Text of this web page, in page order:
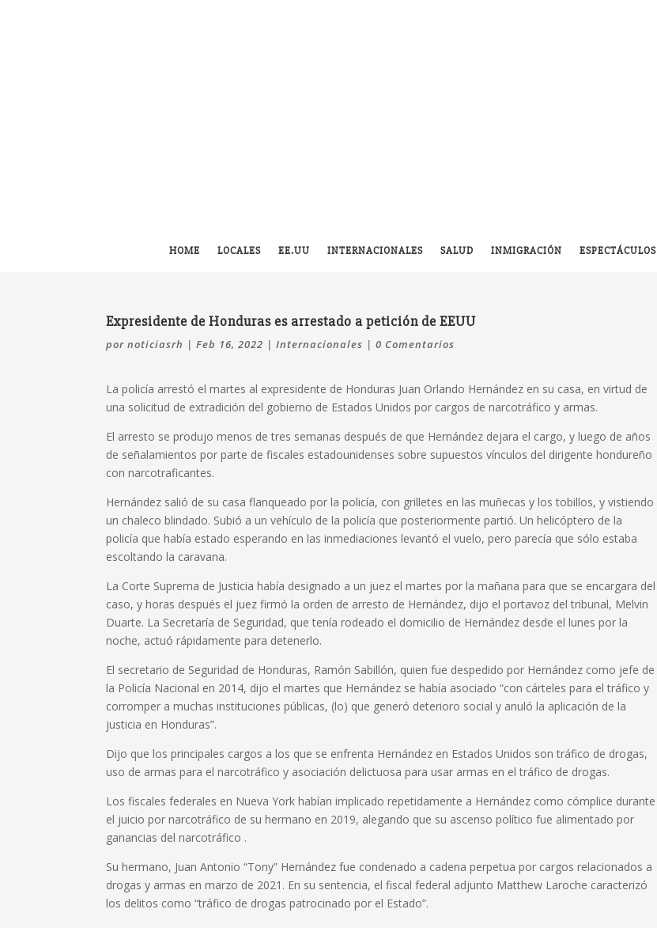
HOME LOCALES EE.UU INTERNACIONALES SALUD INMIGRACIÓN ESPECTÁCULOS
Expresidente de Honduras es arrestado a petición de EEUU
pornoticiasrh |Feb 16, 2022 |Internacionales |0 Comentarios
La policía arrestó el martes al expresidente de Honduras Juan Orlando Hernández en su casa, en virtud de
una solicitud de extradición del gobierno de Estados Unidos por cargos de narcotráfico y armas.
El arresto se produjo menos de tres semanas después de que Hernández dejara el cargo, y luego de años
de señalamientos por parte de fiscales estadounidenses sobre supuestos vínculos del dirigente hondureño
con narcotraficantes.
Hernández salió de su casa flanqueado por la policía, con grilletes en las muñecas y los tobillos, y vistiendo
un chaleco blindado. Subió a un vehículo de la policía que posteriormente partió. Un helicóptero de la
policía que había estado esperando en las inmediaciones levantó el vuelo, pero parecía que sólo estaba
escoltando la caravana.
La Corte Suprema de Justicia había designado a un juez el martes por la mañana para que se encargara del
caso, y horas después el juez firmó la orden de arresto de Hernández, dijo el portavoz del tribunal, Melvin
Duarte. La Secretaría de Seguridad, que tenía rodeado el domicilio de Hernández desde el lunes por la
noche, actuó rápidamente para detenerlo.
El secretario de Seguridad de Honduras, Ramón Sabillón, quien fue despedido por Hernández como jefe de
la Policía Nacional en 2014, dijo el martes que Hernández se había asociado “con cárteles para el tráfico y
corromper a muchas instituciones públicas, (lo) que generó deterioro social y anuló la aplicación de la
justicia en Honduras”.
Dijo que los principales cargos a los que se enfrenta Hernández en Estados Unidos son tráfico de drogas,
uso de armas para el narcotráfico y asociación delictuosa para usar armas en el tráfico de drogas.
Los fiscales federales en Nueva York habían implicado repetidamente a Hernández como cómplice durante
el juicio por narcotráfico de su hermano en 2019, alegando que su ascenso político fue alimentado por
ganancias del narcotráfico .
Su hermano, Juan Antonio “Tony” Hernández fue condenado a cadena perpetua por cargos relacionados a
drogas y armas en marzo de 2021. En su sentencia, el fiscal federal adjunto Matthew Laroche caracterizó
los delitos como “tráfico de drogas patrocinado por el Estado”.